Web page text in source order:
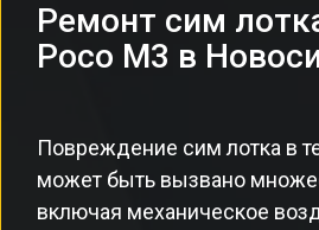
Ремонт сим
Poco M3 в
Повреждение сим лотка в
может быть вызвано
включая механическое